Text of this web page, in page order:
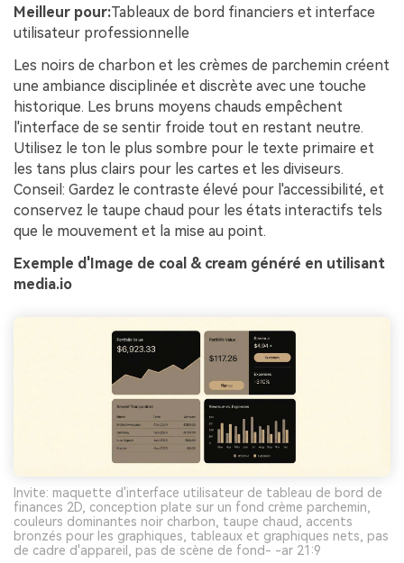
Meilleur pour:Tableaux de bord financiers et interface
utilisateur professionnelle
Les noirs de charbon et les crèmes de parchemin créent
une ambiance disciplinée et discrète avec une touche
historique. Les bruns moyens chauds empêchent
l'interface de se sentir froide tout en restant neutre.
Utilisez le ton le plus sombre pour le texte primaire et
les tans plus clairs pour les cartes et les diviseurs.
Conseil: Gardez le contraste élevé pour l'accessibilité, et
conservez le taupe chaud pour les états interactifs tels
que le mouvement et la mise au point.
Exemple d'Image de coal & cream généré en utilisant
media.io
Invite: maquette d'interface utilisateur de tableau de bord de
finances 2D, conception plate sur un fond crème parchemin,
couleurs dominantes noir charbon, taupe chaud, accents
bronzés pour les graphiques, tableaux et graphiques nets, pas
de cadre d'appareil, pas de scène de fond- -ar 21:9